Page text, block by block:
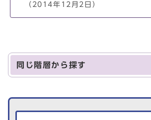
（2014年12月2日）
同じ階層から探す
生活情報を探す